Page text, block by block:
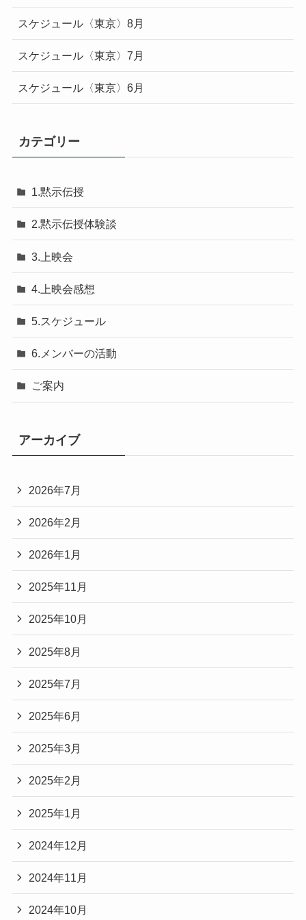
スケジュール〈東京〉8月
スケジュール〈東京〉7月
スケジュール〈東京〉6月
カテゴリー
1.黙示伝授
2.黙示伝授体験談
3.上映会
4.上映会感想
5.スケジュール
6.メンバーの活動
ご案内
アーカイブ
2026年7月
2026年2月
2026年1月
2025年11月
2025年10月
2025年8月
2025年7月
2025年6月
2025年3月
2025年2月
2025年1月
2024年12月
2024年11月
2024年10月